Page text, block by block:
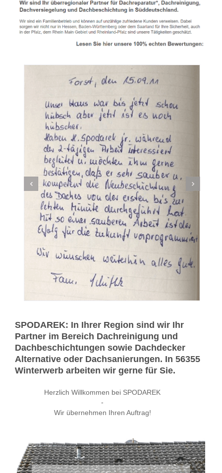
SPODAREK: In Ihrer Region sind wir Ihr
Partner im Bereich Dachreinigung und
Dachbeschichtungen sowie Dachdecker
Alternative oder Dachsanierungen. In 56355
Winterwerb arbeiten wir gerne für Sie.
Herzlich Willkommen bei SPODAREK
-
Wir übernehmen Ihren Auftrag!